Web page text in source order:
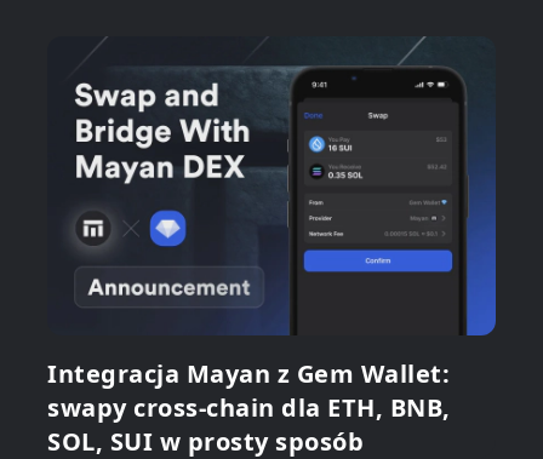
Integracja Mayan z Gem Wallet:
swapy cross-chain dla ETH, BNB,
SOL, SUI w prosty sposób